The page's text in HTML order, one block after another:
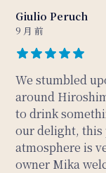
Giulio Peruch
9 月 前
We stumbled
around
to drink
our delight, this
atmosphere is
owner Mika